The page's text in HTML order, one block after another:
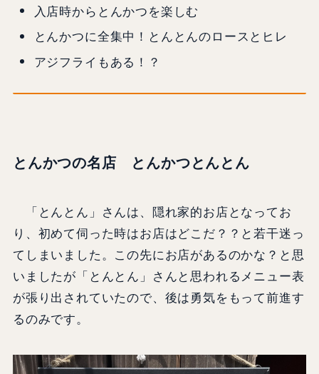
入店時からとんかつを楽しむ
とんかつに全集中！とんとんのロースとヒレ
アジフライもある！？
とんかつの名店 とんかつとんとん
「とんとん」さんは、隠れ家的お店となってお
り、初めて伺った時はお店はどこだ？？と若干迷っ
てしまいました。この先にお店があるのかな？と思
いましたが「とんとん」さんと思われるメニュー表
が張り出されていたので、後は勇気をもって前進す
るのみです。